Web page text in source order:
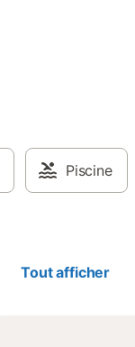
Piscine
Tout afficher